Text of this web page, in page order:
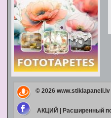
© 2026 www.stiklapaneli.lv
АКЦИЙ Расширенный